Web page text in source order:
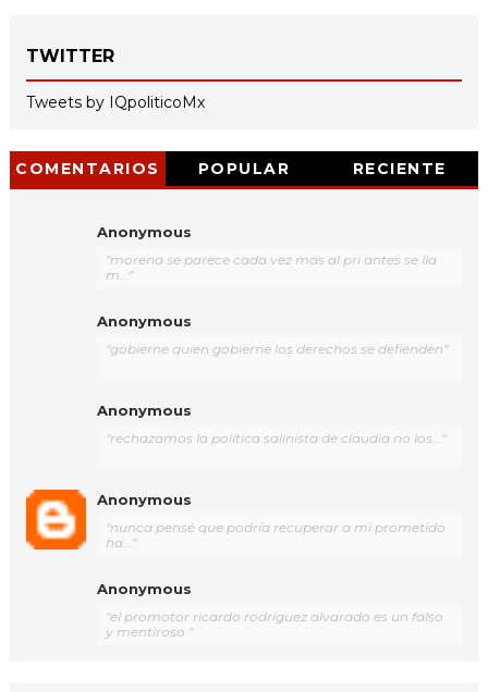
TWITTER
Tweets by IQpoliticoMx
COMENTARIOS POPULAR RECIENTE
Anonymous
"morena se parece cada vez más al pri antes se lla
m..."
Anonymous
"gobierne quien gobierne los derechos se defienden"
Anonymous
"rechazamos la política salinista de claudia no los..."
Anonymous
"nunca pensé que podría recuperar a mi prometido
ha..."
Anonymous
"el promotor ricardo rodríguez alvarado es un falso
y mentiroso "